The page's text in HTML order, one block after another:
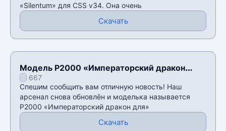
«Silentum» для CSS v34. Она очень
Скачать
Модель P2000 «Императорский дракон
для» для CSS v34
667
Спешим сообщить вам отличную новость! Наш
арсенал снова обновлён и моделька называется
P2000 «Императорский дракон для»
Скачать